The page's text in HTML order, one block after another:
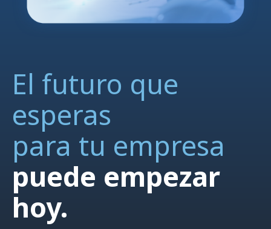
El futuro que
esperas
para tu empresa
puede empezar
hoy.